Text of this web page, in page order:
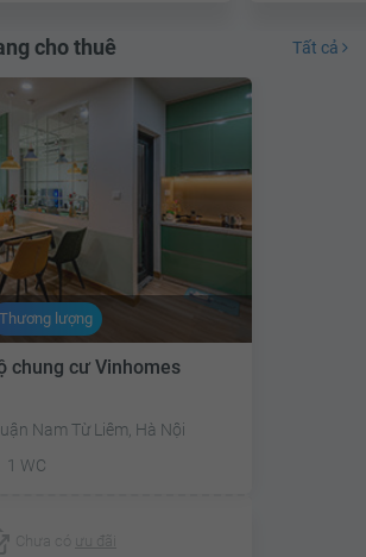
cho thuê Tất cả
Thương lượng
chung cư Vinhomes
Nam Từ Liêm, Hà Nội
1 WC
Chưa có ưu đãi